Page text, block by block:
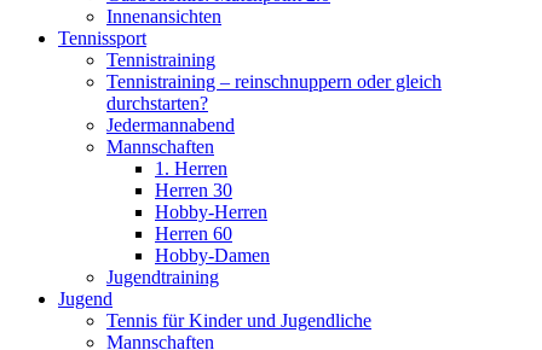
Innenansichten
Tennissport
Tennistraining
Tennistraining – reinschnuppern oder gleich
durchstarten?
Jedermannabend
Mannschaften
1. Herren
Herren 30
Hobby-Herren
Herren 60
Hobby-Damen
Jugendtraining
Jugend
Tennis für Kinder und Jugendliche
Mannschaften